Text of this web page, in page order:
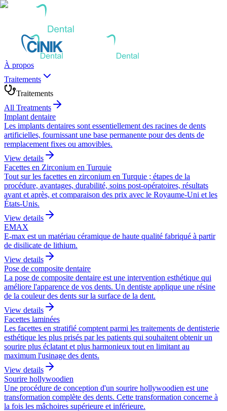
À propos
Traitements
Traitements
All Treatments
Implant dentaire
Les implants dentaires sont essentiellement des racines de dents
artificielles, fournissant une base permanente pour des dents de
remplacement fixes ou amovibles.
View details
Facettes en Zirconium en Turquie
Tout sur les facettes en zirconium en Turquie ; étapes de la
procédure, avantages, durabilité, soins post-opératoires, résultats
avant et après, et comparaison des prix avec le Royaume-Uni et les
États-Unis.
View details
EMAX
E-max est un matériau céramique de haute qualité fabriqué à partir
de disilicate de lithium.
View details
Pose de composite dentaire
La pose de composite dentaire est une intervention esthétique qui
améliore l'apparence de vos dents. Un dentiste applique une résine
de la couleur des dents sur la surface de la dent.
View details
Facettes laminées
Les facettes en stratifié comptent parmi les traitements de dentisterie
esthétique les plus prisés par les patients qui souhaitent obtenir un
sourire plus éclatant et plus harmonieux tout en limitant au
maximum l'usinage des dents.
View details
Sourire hollywoodien
Une procédure de conception d'un sourire hollywoodien est une
transformation complète des dents. Cette transformation concerne à
la fois les mâchoires supérieure et inférieure.